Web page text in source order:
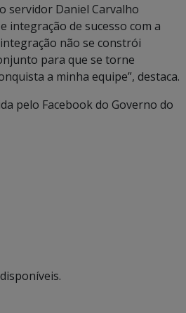
servidor Daniel Carvalho
integração de sucesso com a
não se constrói
para que se torne
a minha equipe”, destaca.
pelo Facebook do Governo do